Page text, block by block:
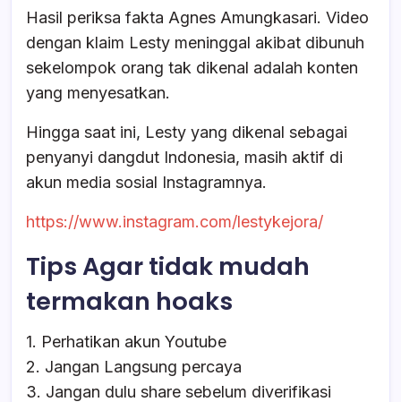
Hasil periksa fakta Agnes Amungkasari. Video
dengan klaim Lesty meninggal akibat dibunuh
sekelompok orang tak dikenal adalah konten
yang menyesatkan.
Hingga saat ini, Lesty yang dikenal sebagai
penyanyi dangdut Indonesia, masih aktif di
akun media sosial Instagramnya.
https://www.instagram.com/lestykejora/
Tips Agar tidak mudah
termakan hoaks
1. Perhatikan akun Youtube
2. Jangan Langsung percaya
3. Jangan dulu share sebelum diverifikasi